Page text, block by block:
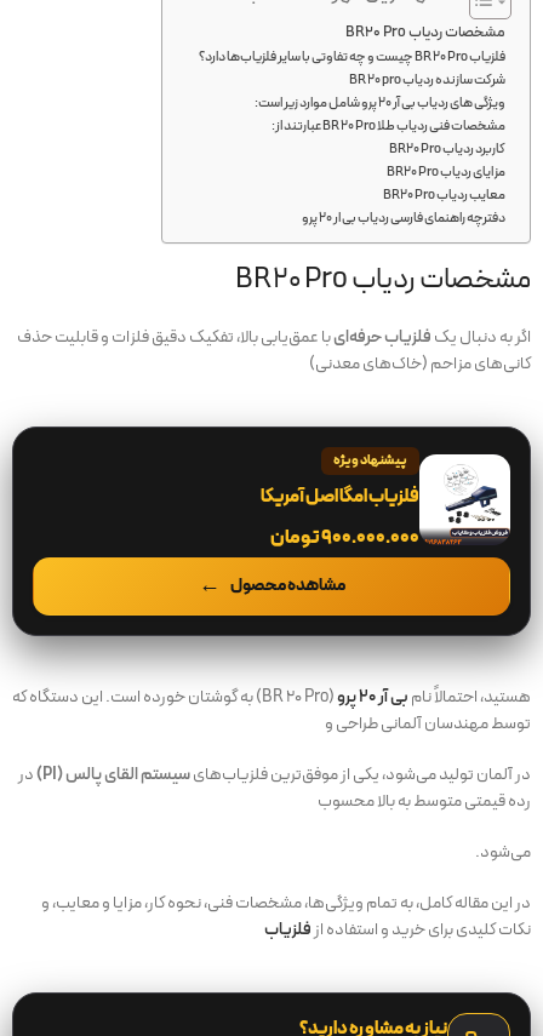
مشخصات ردیاب BR20 Pro
فلزیاب BR 20 Pro چیست و چه تفاوتی با سایر فلزیاب‌ها دارد؟
شرکت سازنده ردیاب BR 20 pro
ویژگی های ردیاب بی آر 20 پرو شامل موارد زیر است:
مشخصات فنی ردیاب طلا BR 20 Pro عبارتند از:
کاربرد ردیاب BR20 Pro
مزایای ردیاب BR20 Pro
معایب ردیاب BR20 Pro
دفترچه راهنمای فارسی ردیاب بی ار 20 پرو
مشخصات ردیاب BR20 Pro
اگر به دنبال یکفلزیاب حرفه‌ایبا عمق‌یابی بالا، تفکیک دقیق فلزات و قابلیت حذف
کانی‌های مزاحم (خاک‌های معدنی)
پیشنهاد ویژه
فلزیاب امگا اصل آمریکا
۹۰۰.۰۰۰.۰۰۰تومان
مشاهده محصول
هستید، احتمالاً نامبی آر ۲۰ پرو (BR 20 Pro)
به گوشتان خورده است. این دستگاه که
توسط مهندسان آلمانی طراحی و
در آلمان تولید می‌شود، یکی از موفق‌ترین فلزیاب‌هایسیستم القای پالس (PI)
در
رده قیمتی متوسط به بالا محسوب
می‌شود.
در این مقاله کامل، به تمام ویژگی‌ها، مشخصات فنی، نحوه کار، مزایا و معایب، و
نکات کلیدی برای خرید و استفاده ازفلزیاب
نیاز به مشاوره دارید؟